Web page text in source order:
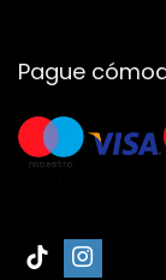
Pague